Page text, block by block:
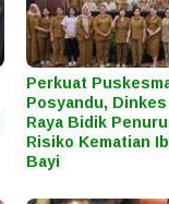
Perkuat
Posyandu,
Raya Bidik
Risiko Kematian
Bayi